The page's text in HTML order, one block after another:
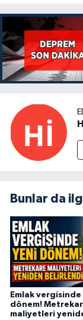
Bunlar da
Emlak
dönem!
maliyetleri